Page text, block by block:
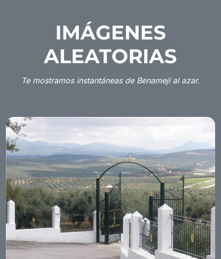
IMÁGENES
ALEATORIAS
Te mostramos instantáneas de Benamejí al azar.